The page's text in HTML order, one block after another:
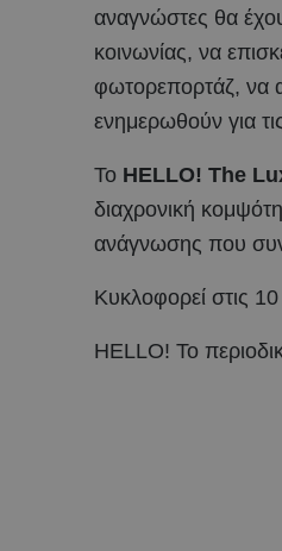
αναγνώστες θα
κοινωνίας, να
φωτορεπορτάζ, να
ενημερωθούν για
Το HELLO! The
διαχρονική
ανάγνωσης που
Κυκλοφορεί στις
HELLO! Το